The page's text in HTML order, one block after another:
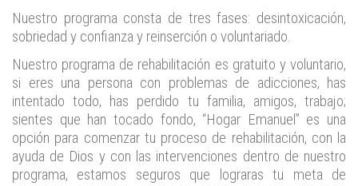
Nuestro programa consta de tres fases: desintoxicación,
sobriedad y confianza y reinserción o voluntariado.
Nuestro programa de rehabilitación es gratuito y voluntario,
si eres una persona con problemas de adicciones, has
intentado todo, has perdido tu familia, amigos, trabajo;
sientes que han tocado fondo, “Hogar Emanuel” es una
opción para comenzar tu proceso de rehabilitación, con la
ayuda de Dios y con las intervenciones dentro de nuestro
programa, estamos seguros que lograras tu meta de